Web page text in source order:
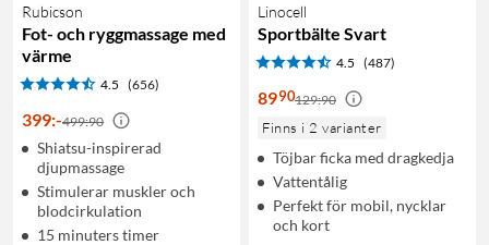
Rubicson
Fot- och ryggmassage med
värme
4.5 (656)
399:-499:90
Shiatsu-inspirerad
djupmassage
Stimulerar muskler och
blodcirkulation
15 minuters timer
Linocell
Sportbälte Svart
4.5 (487)
8990129:90
Finns i 2 varianter
Töjbar ficka med dragkedja
Vattentålig
Perfekt för mobil, nycklar
och kort